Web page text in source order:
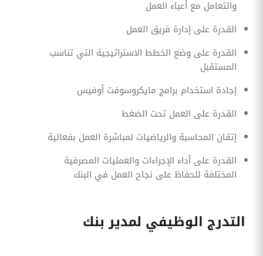
والتعامل مع أعباء العمل
القدرة على إدارة فريق العمل
القدرة على وضع الخطط الاستراتيجية التي تناسب
المستقبل
إجادة استخدام برامج مايكروسوفت أوفيس
القدرة على العمل تحت الضغط
إتقان المحاسبة والرياضيات لمباشرة العمل بفعالية
القدرة على أداء الإجراءات والعمليات المصرفية
المختلفة للحفاظ على نجاح العمل في البنك
التدرج الوظيفي لمدير بنك